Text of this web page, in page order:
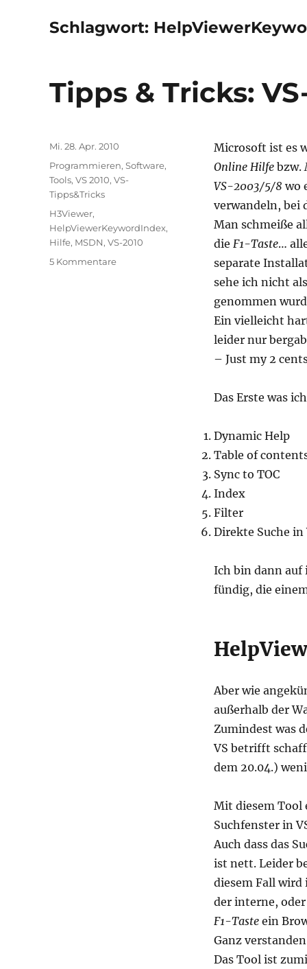
Schlagwort:
Tipps & Tricks:
Microsoft ist es
Online Hilfe bzw.
VS-2003/5/8 wo
verwandeln, bei
Man schmeiße
die F1-Taste…
separate
sehe ich nicht
genommen
Ein vielleicht
leider nur
– Just my 2
Das Erste was
Dynamic Help
Table of
Sync to TOC
Index
Filter
Direkte Suche in
Ich bin dann auf
fündig, die
Aber wie
außerhalb der
Zumindest was
VS betrifft
dem 20.04.)
Mit diesem Tool
Suchfenster in
Auch dass das
ist nett. Leider
diesem Fall
der interne,
F1-Taste ein
Ganz
Das Tool ist
Veröffentlicht
Mi. 28. Apr. 2010
Kategorien
Programmieren, Software,
Tools, VS 2010, VS-
Tipps&Tricks
Schlagwörter
H3Viewer,
HelpViewerKeywordIndex,
Hilfe, MSDN, VS-2010
5 Kommentarezu